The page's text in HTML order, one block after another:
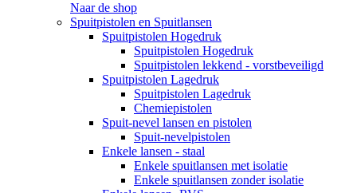
Naar de shop
Spuitpistolen en Spuitlansen
Spuitpistolen Hogedruk
Spuitpistolen Hogedruk
Spuitpistolen lekkend - vorstbeveiligd
Spuitpistolen Lagedruk
Spuitpistolen Lagedruk
Chemiepistolen
Spuit-nevel lansen en pistolen
Spuit-nevelpistolen
Enkele lansen - staal
Enkele spuitlansen met isolatie
Enkele spuitlansen zonder isolatie